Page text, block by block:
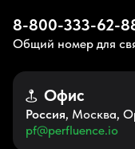
8-800-333-62-
Общий номер для
Офис
Россия, Москва,
pf@perfluence.io